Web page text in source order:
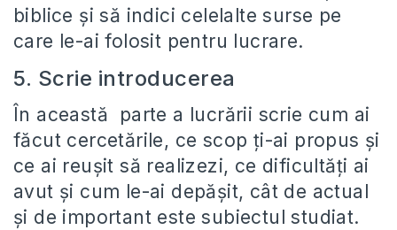
biblice și să indici celelalte surse pe
care le-ai folosit pentru lucrare.
5. Scrie introducerea
În această parte a lucrării scrie cum ai
făcut cercetările, ce scop ți-ai propus și
ce ai reușit să realizezi, ce dificultăți ai
avut și cum le-ai depășit, cât de actual
și de important este subiectul studiat.